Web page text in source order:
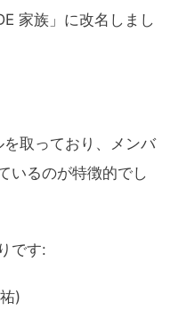
家族」に改名しまし
取っており、メンバ
いるのが特徴的でし
です:
)